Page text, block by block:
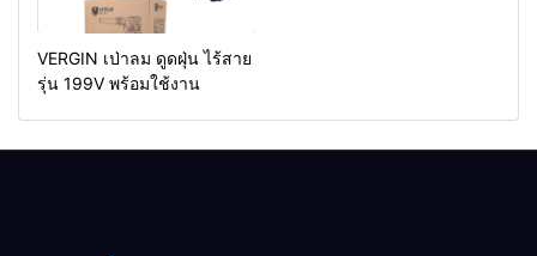
VERGIN เป่าลม ดูดฝุ่น ไร้สาย
รุ่น 199V พร้อมใช้งาน